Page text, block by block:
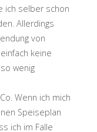
ich selber schon
Allerdings
von
keine
wenig
Wenn ich mich
Speiseplan
ich im Falle